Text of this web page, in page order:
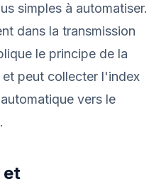
simples à automatiser.
dans la transmission
le principe de la
et peut collecter l'index
vers le
et